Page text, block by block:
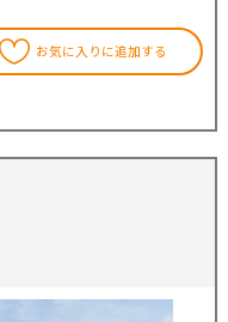
お気に入りに追加する